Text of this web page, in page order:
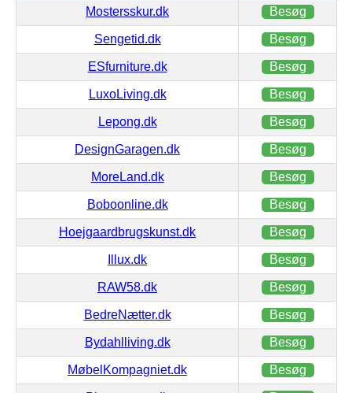
Mostersskur.dk Besøg
Sengetid.dk Besøg
ESfurniture.dk Besøg
LuxoLiving.dk Besøg
Lepong.dk Besøg
DesignGaragen.dk Besøg
MoreLand.dk Besøg
Boboonline.dk Besøg
Hoejgaardbrugskunst.dk Besøg
Illux.dk Besøg
RAW58.dk Besøg
BedreNætter.dk Besøg
Bydahlliving.dk Besøg
MøbelKompagniet.dk Besøg